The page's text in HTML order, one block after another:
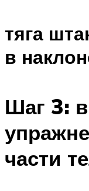
тяга
в
Шаг 3:
части